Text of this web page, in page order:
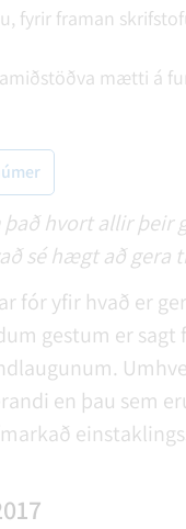
fyrir framan
mætti á
hvort allir þeir
sé hægt að gera
yfir hvað er
gestum er sagt
en þau sem